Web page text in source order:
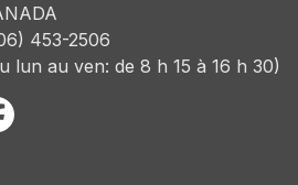
453-2506
lun au ven: de 8 h 15 à 16 h 30)